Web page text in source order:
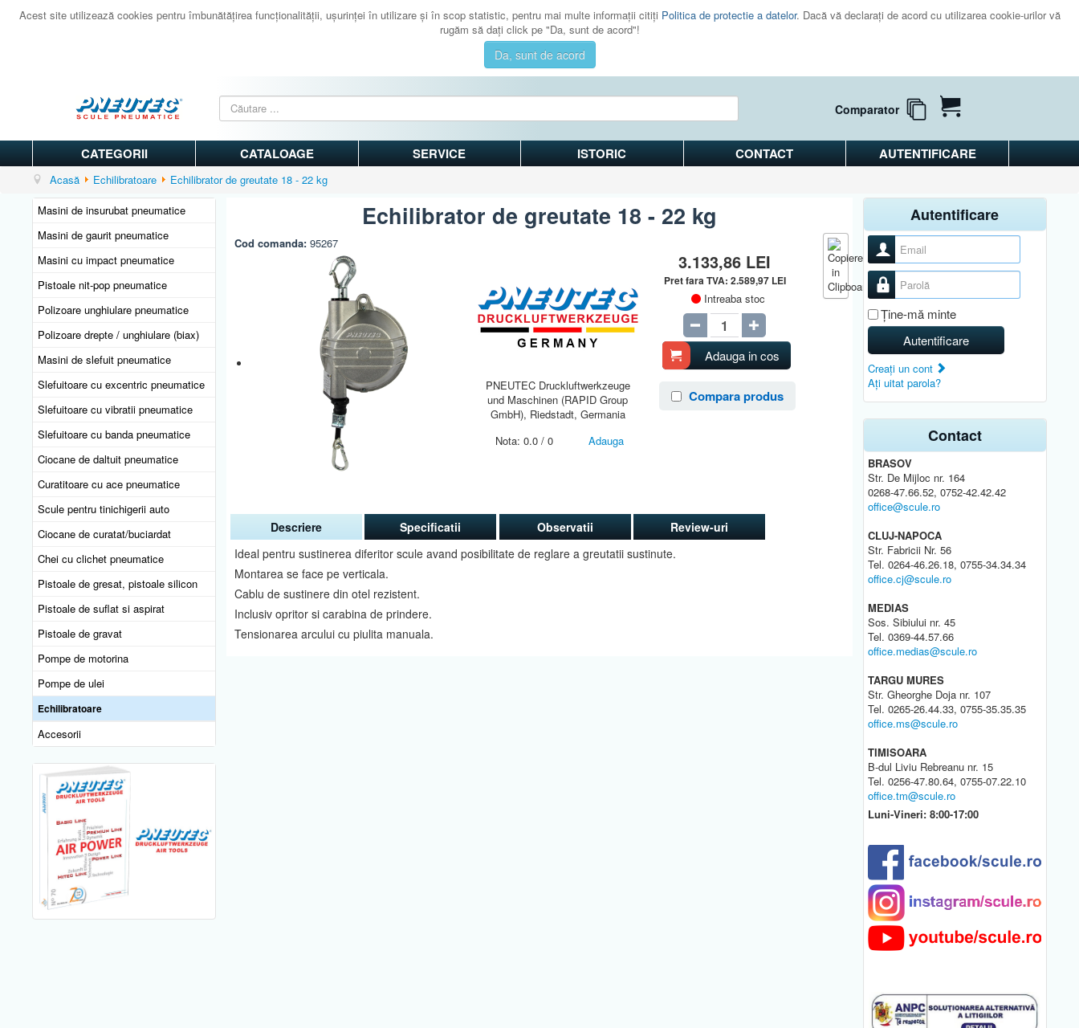
Acest site utilizează cookies pentru îmbunătăţirea funcţionalităţii, uşurinţei în utilizare şi în scop statistic, pentru mai multe informaţii citiţi Politica de protectie a datelor. Dacă vă declaraţi de acord cu utilizarea cookie-urilor vă
rugăm să daţi click pe "Da, sunt de acord"!
Da, sunt de acord
Comparator
CATEGORII CATALOAGE SERVICE ISTORIC CONTACT AUTENTIFICARE
Acasă Echilibratoare
Echilibrator de greutate 18 - 22 kg
Masini de insurubat pneumatice
Masini de gaurit pneumatice
Masini cu impact pneumatice
Pistoale nit-pop pneumatice
Polizoare unghiulare pneumatice
Polizoare drepte / unghiulare (biax)
Masini de slefuit pneumatice
Slefuitoare cu excentric pneumatice
Slefuitoare cu vibratii pneumatice
Slefuitoare cu banda pneumatice
Ciocane de daltuit pneumatice
Curatitoare cu ace pneumatice
Scule pentru tinichigerii auto
Ciocane de curatat/buciardat
Chei cu clichet pneumatice
Pistoale de gresat, pistoale silicon
Pistoale de suflat si aspirat
Pistoale de gravat
Pompe de motorina
Pompe de ulei
Echilibratoare
Accesorii
Echilibrator de greutate 18 - 22 kg
Cod comanda:95267
PNEUTEC Druckluftwerkzeuge
und Maschinen (RAPID Group
GmbH), Riedstadt, Germania
Nota: 0.0 / 0 Adauga
3.133,86 LEI
Pret fara TVA: 2.589,97 LEI
Intreaba stoc
Adauga in cos
Compara produs
Descriere
Ideal pentru sustinerea diferitor scule avand posibilitate de reglare a greutatii sustinute.
Montarea se face pe verticala.
Cablu de sustinere din otel rezistent.
Inclusiv opritor si carabina de prindere.
Tensionarea arcului cu piulita manuala.
Specificatii Observatii Review-uri
Autentificare
Nume utilizator
Parolă
Ţine-mă minte
Autentificare
Creaţi un cont
Aţi uitat parola?
Contact
BRASOV
Str. De Mijloc nr. 164
0268-47.66.52, 0752-42.42.42
office@scule.ro
CLUJ-NAPOCA
Str. Fabricii Nr. 56
Tel. 0264-46.26.18, 0755-34.34.34
office.cj@scule.ro
MEDIAS
Sos. Sibiului nr. 45
Tel. 0369-44.57.66
office.medias@scule.ro
TARGU MURES
Str. Gheorghe Doja nr. 107
Tel. 0265-26.44.33, 0755-35.35.35
office.ms@scule.ro
TIMISOARA
B-dul Liviu Rebreanu nr. 15
Tel. 0256-47.80.64, 0755-07.22.10
office.tm@scule.ro
Luni-Vineri: 8:00-17:00